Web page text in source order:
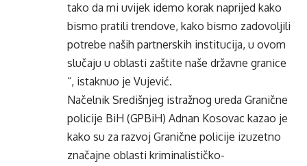
tako da mi uvijek idemo korak naprijed kako
bismo pratili trendove, kako bismo zadovoljili
potrebe naših partnerskih institucija, u ovom
slučaju u oblasti zaštite naše državne granice
“, istaknuo je Vujević.
Načelnik Središnjeg istražnog ureda Granične
policije BiH (GPBiH) Adnan Kosovac kazao je
kako su za razvoj Granične policije izuzetno
značajne oblasti kriminalističko-